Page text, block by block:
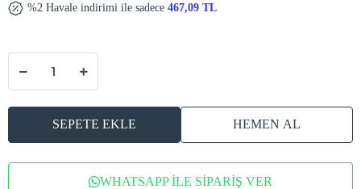
%2 Havale indirimi ile sadece 467,09 TL
SEPETE EKLE HEMEN AL
WHATSAPP İLE SİPARİŞ VER